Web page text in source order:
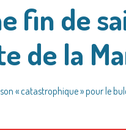
fin de
de la
« catastrophique » pour le